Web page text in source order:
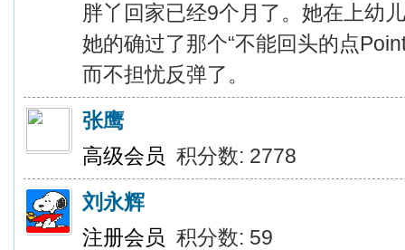
胖丫回家已经9个月了。她在上幼
她的确过了那个“不能回头的点
而不担忧反弹了。
张鹰
高级会员 积分数: 2778
刘永辉
注册会员 积分数: 59